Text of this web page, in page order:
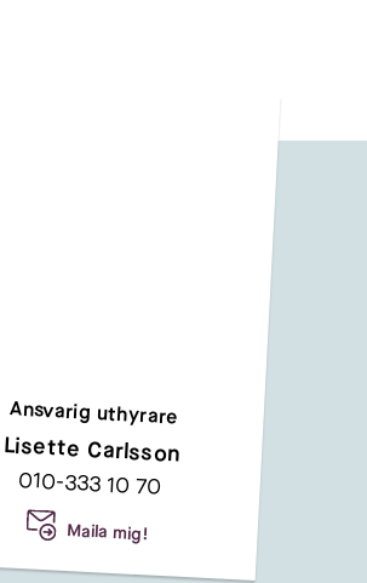
Ansvarig uthyrare
Lisette Carlsson
010-333 10 70
Maila mig!